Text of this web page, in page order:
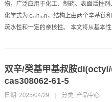
物，广泛应用于化工、制药、表面活性
化学式为 c₁₇h₃₇n，结构上由两个辛基链
疏水性和一定的亲核性。 本文将从基本
双辛/癸基甲基叔胺
cas308062-61-5
日期: 2025/04/29 分类: 产品中心